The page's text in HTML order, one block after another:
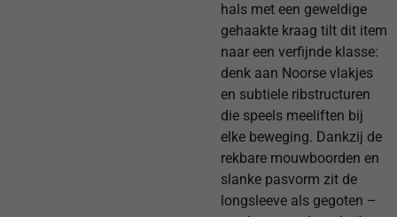
hals met een geweldige
gehaakte kraag tilt dit item
naar een verfijnde klasse:
denk aan Noor­se vlakjes
en subtiele ribstructuren
die speels meeliften bij
elke beweging. Dankzij de
rekbare mouwboorden en
slanke pasvorm zit de
longsleeve als gegoten –